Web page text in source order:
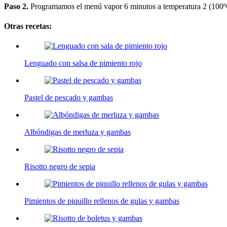
Paso 2. Programamos el menú vapor 6 minutos a temperatura 2
Otras recetas:
Lenguado con salsa de pimiento rojo
Pastel de pescado y gambas
Albóndigas de merluza y gambas
Risotto negro de sepia
Pimientos de piquillo rellenos de gulas y gambas